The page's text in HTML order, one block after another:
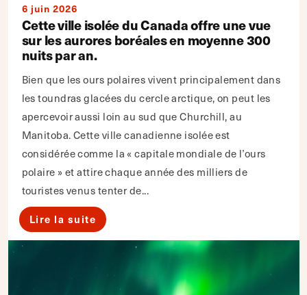
6 juin 2026
Cette ville isolée du Canada offre une vue
sur les aurores boréales en moyenne 300
nuits par an.
Bien que les ours polaires vivent principalement dans
les toundras glacées du cercle arctique, on peut les
apercevoir aussi loin au sud que Churchill, au
Manitoba. Cette ville canadienne isolée est
considérée comme la « capitale mondiale de l’ours
polaire » et attire chaque année des milliers de
touristes venus tenter de...
Lire la suite